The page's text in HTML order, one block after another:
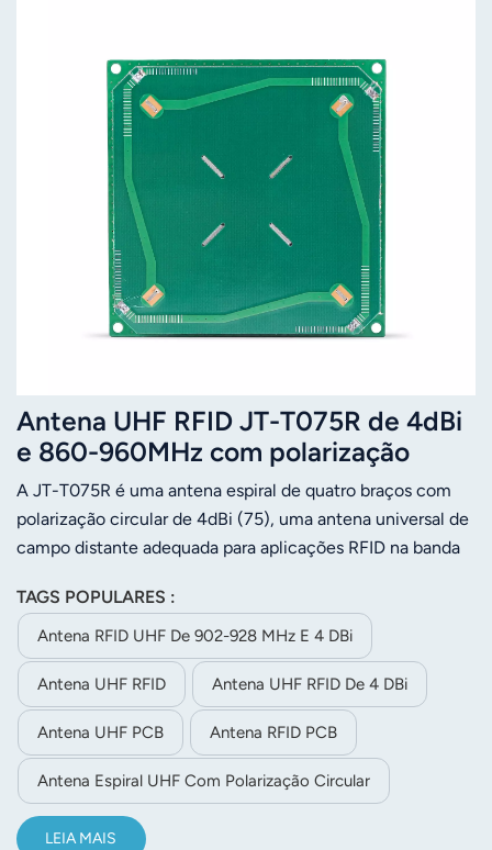
Antena UHF RFID JT-T075R de 4dBi
e 860-960MHz com polarização
circular em espiral
A JT-T075R é uma antena espiral de quatro braços com
polarização circular de 4dBi (75), uma antena universal de
campo distante adequada para aplicações RFID na banda
ganho, baixa onda estacionária, boa simetria direcional e
baixa relação axial. Pode ser facilmente aplicada em
terminais como aparelhos RFID na banda UHF.
TAGS POPULARES :
Antena RFID UHF De 902-928 MHz E 4 DBi
Antena UHF RFID Antena UHF RFID De 4 DBi
Antena UHF PCB Antena RFID PCB
Antena Espiral UHF Com Polarização Circular
LEIA MAIS